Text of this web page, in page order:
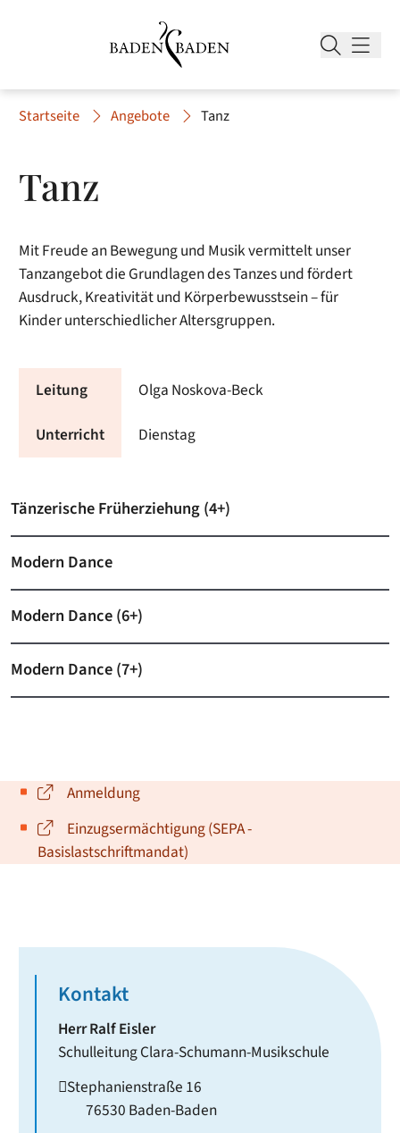
Startseite Angebote Tanz
Tanz
Mit Freude an Bewegung und Musik vermittelt unser
Tanzangebot die Grundlagen des Tanzes und fördert
Ausdruck, Kreativität und Körperbewusstsein – für
Kinder unterschiedlicher Altersgruppen.
Leitung
Olga Noskova-Beck
Unterricht
Dienstag
Tänzerische Früherziehung (4+)
Modern Dance
Modern Dance (6+)
Modern Dance (7+)
Anmeldung
Einzugsermächtigung (SEPA -
Basislastschriftmandat)
Kontakt
HerrRalfEisler
Schulleitung Clara-Schumann-Musikschule
Stephanienstraße 16
76530 Baden-Baden